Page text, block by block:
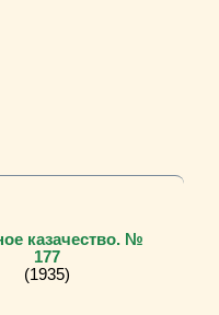
казачество. №
177
(1935)